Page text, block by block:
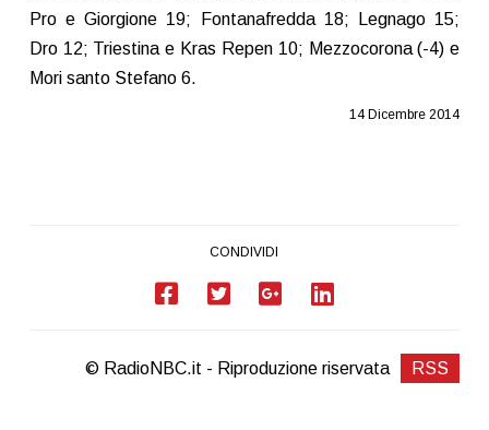
Pro e Giorgione 19; Fontanafredda 18; Legnago 15;
Dro 12; Triestina e Kras Repen 10; Mezzocorona (-4) e
Mori santo Stefano 6.
14 Dicembre 2014
CONDIVIDI
© RadioNBC.it - Riproduzione riservata RSS